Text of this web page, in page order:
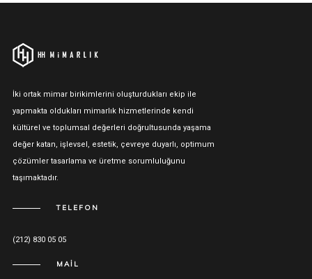
İki ortak mimar birikimlerini oluşturdukları ekip ile
yapmakta oldukları mimarlık hizmetlerinde kendi
kültürel ve toplumsal değerleri doğrultusunda yaşama
değer katan, işlevsel, estetik, çevreye duyarlı, optimum
çözümler tasarlama ve üretme sorumluluğunu
taşımaktadır.
TELEFON
(212) 830 05 05
MAIL